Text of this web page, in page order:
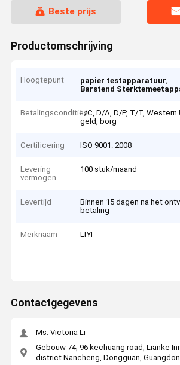
Beste prijs
Productomschrijving
Hoogtepunt papier testapparatuur,
Barstend
BetalingsconditiesL/C, D/A, D/P, T/T, Western
geld, borg
Certificering ISO 9001: 2008
Levering
vermogen
100 stuk/maand
Levertijd
Binnen 15 dagen na het
betaling
Merknaam LIYI
Contactgegevens
Ms. Victoria Li
Gebouw 74, 96 kechuang road, Lianke
district Nancheng, Dongguan,